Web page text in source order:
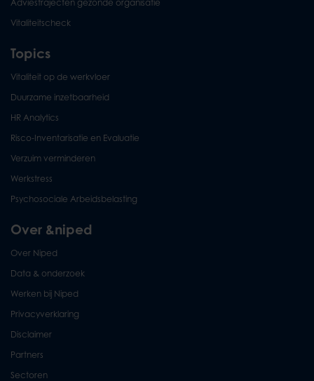
Adviestrajecten gezonde organisatie
Vitaliteitscheck
Topics
Vitaliteit op de werkvloer
Duurzame inzetbaarheid
HR Analytics
Risco-Inventarisatie en Evaluatie
Verzuim verminderen
Werkstress
Psychosociale Arbeidsbelasting
Over &niped
Over Niped
Data & onderzoek
Werken bij Niped
Privacyverklaring
Disclaimer
Partners
Sectoren